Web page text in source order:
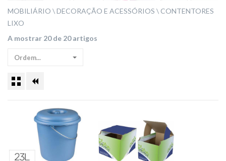
MOBILIÁRIO DECORAÇÃO E ACESSÓRIOS
CONTENTORES
LIXO
A mostrar 20 de 20 artigos
Ordem...